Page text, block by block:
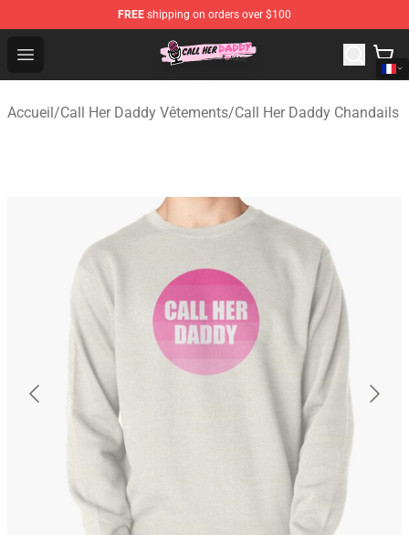
FREE shipping on orders over $100
Open menu
Call Her Daddy Store - Official Call Her Daddy
Accueil/Call Her Daddy Vêtements/Call Her Daddy Chandails